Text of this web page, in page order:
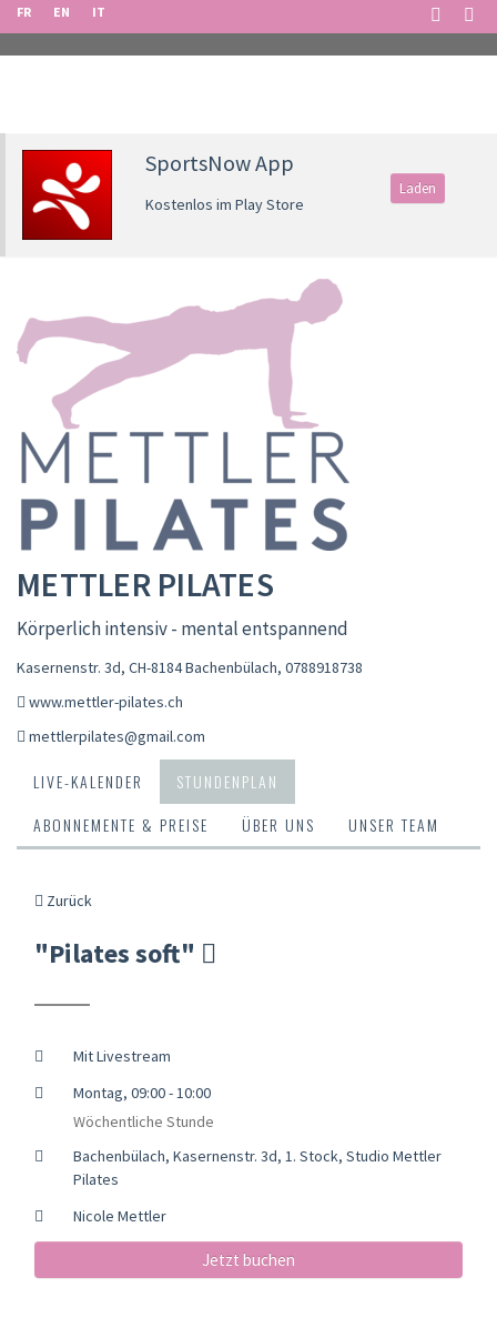
FR EN IT
SportsNow App
Kostenlos im Play Store
Laden
METTLER PILATES
Körperlich intensiv - mental entspannend
Kasernenstr. 3d, CH-8184 Bachenbülach, 0788918738
www.mettler-pilates.ch
mettlerpilates@gmail.com
LIVE-KALENDER
STUNDENPLAN
ABONNEMENTE & PREISE
ÜBER UNS UNSER TEAM
Zurück
"Pilates soft"
Mit Livestream
Montag, 09:00 - 10:00
Wöchentliche Stunde
Bachenbülach, Kasernenstr. 3d, 1. Stock, Studio Mettler
Pilates
Nicole Mettler
Jetzt buchen